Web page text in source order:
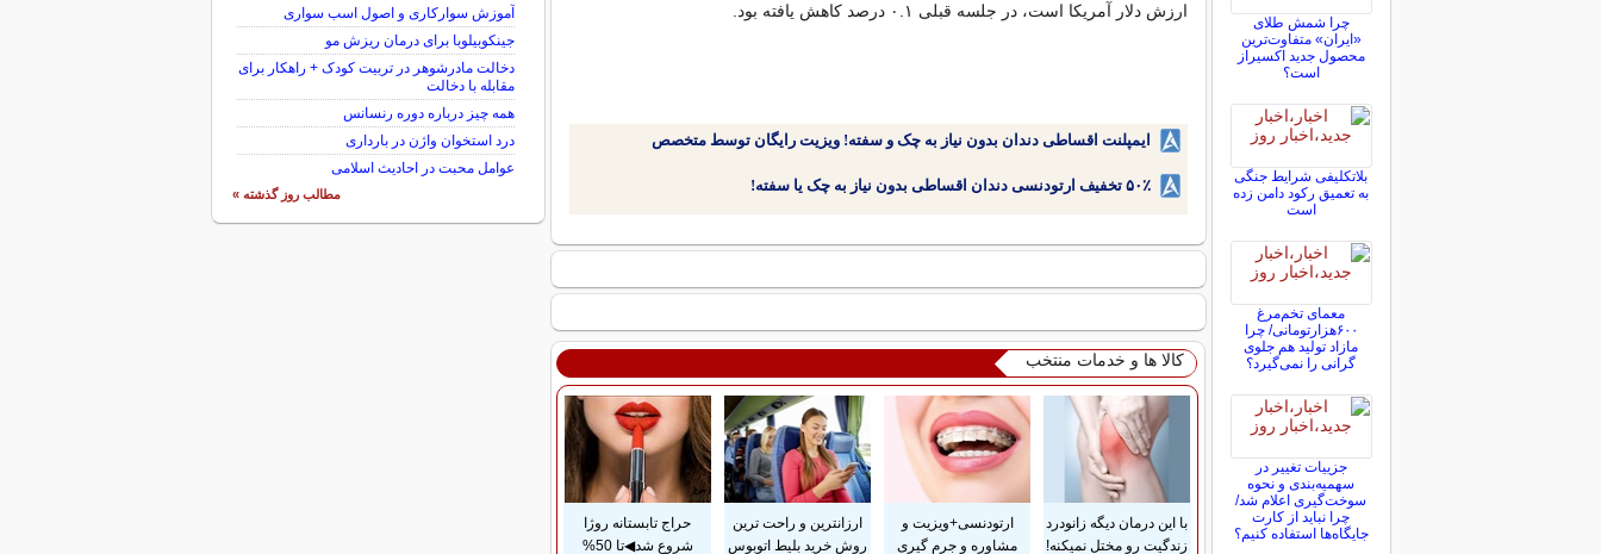
ارزش دلار آمریکا است، در جلسه قبلی ۰.۱ درصد کاهش یافته بود.
ایمپلنت اقساطی دندان بدون نیاز به چک و سفته! ویزیت رایگان توسط متخصص
۵۰٪ تخفیف ارتودنسی دندان اقساطی بدون نیاز به چک یا سفته!
کالا ها و خدمات منتخب
با این درمان دیگه زانودرد
زندگیت رو مختل نمیکنه!
ارتودنسی+ویزیت و
مشاوره و جرم گیری
ارزانترین و راحت ترین
روش خرید بلیط اتوبوس
حراج تابستانه روژا
شروع شد◀تا 50%
چرا شمش طلای
«ایران» متفاوت‌ترین
محصول جدید اکسیراز
است؟
بلاتکلیفی‌ شرایط جنگی
به تعمیق رکود دامن زده
است
معمای تخم‌مرغ
۶۰۰هزارتومانی/ چرا
مازاد تولید هم جلوی
گرانی را نمی‌گیرد؟
جزییات تغییر در
سهمیه‌بندی و نحوه
سوخت‌گیری اعلام شد/
چرا نباید از کارت
جایگاه‌ها استفاده کنیم؟
آموزش سوارکاری و اصول اسب سواری
جینکوبیلوبا برای درمان ریزش مو
دخالت مادرشوهر در تربیت کودک + راهکار برای
مقابله با دخالت
همه چیز درباره دوره رنسانس
درد استخوان واژن در بارداری
عوامل محبت در احادیث اسلامى
مطالب روز گذشته »